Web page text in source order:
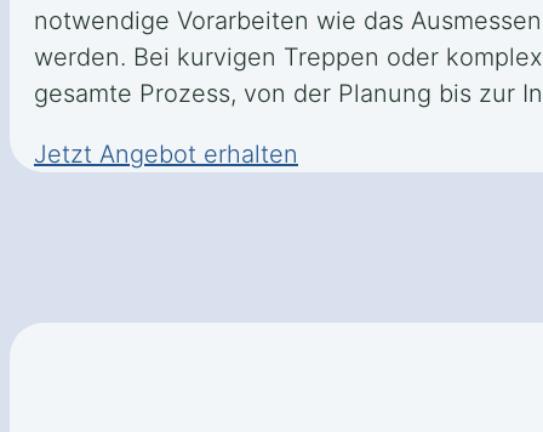
notwendige Vorarbeiten wie das
werden. Bei kurvigen Treppen oder
gesamte Prozess, von der Planung bis zur
Jetzt Angebot erhalten